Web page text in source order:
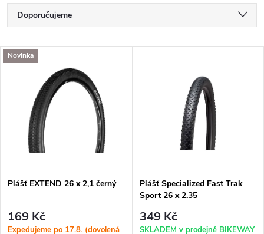
Ř
a
p
r
Doporučujeme
Nejdražší
Nejprodávanější
Abecedně
V
s
p
Novinka
Plášť EXTEND 26 x 2,1 černý
169 Kč
Expedujeme po 17.8. (dovolená
Plášť Specialized Fast Trak
Sport 26 x 2.35
349 Kč
SKLADEM v prodejně BIKEWAY